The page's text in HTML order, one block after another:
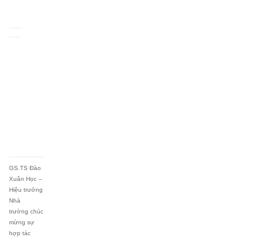
GS.TS Đào
Xuân Học –
Hiệu trưởng
Nhà
trường chúc
mừng sự
hợp tác